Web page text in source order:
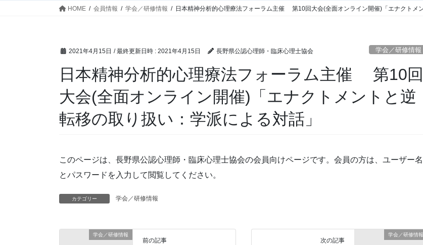
HOME 会員情報 学会／研修情報 日本精神分析的心理療法フォーラム主催 第10回大会(全面オンライン開催)「エナクトメ
2021年4月15日 / 最終更新日時 : 2021年4月15日 長野県公認心理師・臨床心理士協会 学会／研修情報
日本精神分析的心理療法フォーラム主催 第10回
大会(全面オンライン開催)「エナクトメントと逆
転移の取り扱い：学派による対話」
このページは、長野県公認心理師・臨床心理士協会の会員向けページです。会員の方は、ユーザー名
とパスワードを入力して閲覧してください。
カテゴリー 学会／研修情報
学会／研修情報
前の記事
学会／研修情報
次の記事